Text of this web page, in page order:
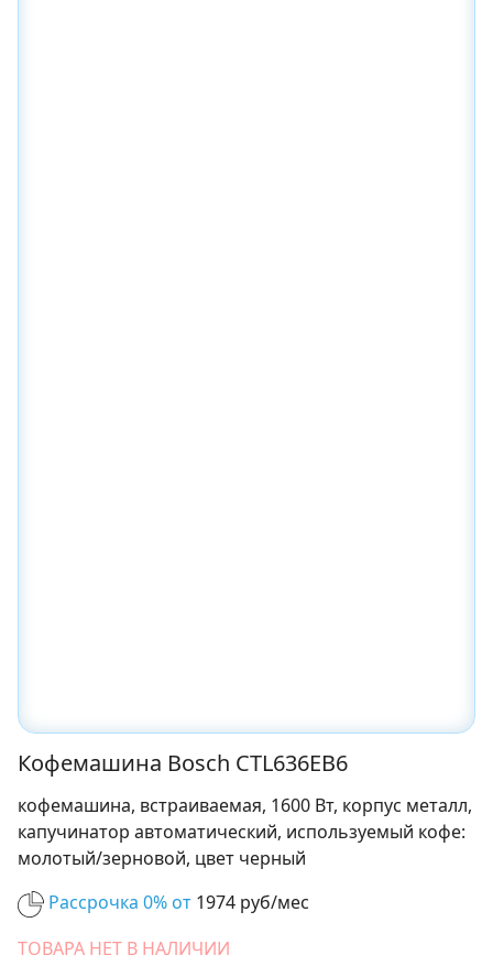
Кофемашина Bosch CTL636EB6
кофемашина, встраиваемая, 1600 Вт, корпус металл,
капучинатор автоматический, используемый кофе:
молотый/зерновой, цвет черный
Рассрочка 0% от 1974 руб/мес
ТОВАРА НЕТ В НАЛИЧИИ